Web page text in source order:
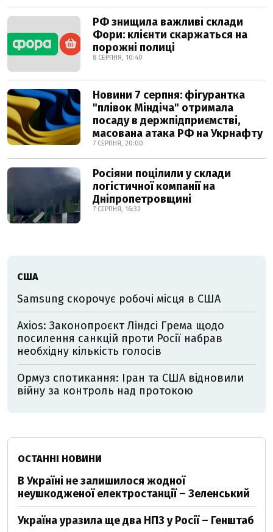
РФ знищила важливі склади
Фори: клієнти скаржаться на
порожні полиці
8 СЕРПНЯ, 10:40
Новини 7 серпня: фігурантка
"плівок Міндіча" отримала
посаду в держпідприємстві,
масована атака РФ на Укрнафту
7 СЕРПНЯ, 20:00
Росіяни поцілили у склади
логістичної компанії на
Дніпропетровщині
7 СЕРПНЯ, 16:32
США
Samsung скорочує робочі місця в США
Axios: Законопроєкт Ліндсі Грема щодо
посилення санкцій проти Росії набрав
необхідну кількість голосів
Ормуз спотикання: Іран та США відновили
війну за контроль над протокою
ОСТАННІ НОВИНИ
В Україні не залишилося жодної
неушкодженої електростанції – Зеленський
Україна уразила ще два НПЗ у Росії – Генштаб